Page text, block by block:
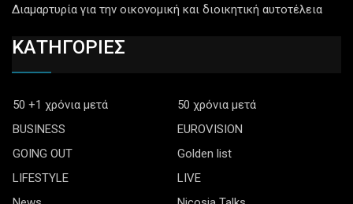
Διαμαρτυρία για την οικονομική και διοικητική αυτοτέλεια
ΚΑΤΗΓΟΡΙΕΣ
50 +1 χρόνια μετά
50 χρόνια μετά
BUSINESS
EUROVISION
GOING OUT
Golden list
LIFESTYLE
LIVE